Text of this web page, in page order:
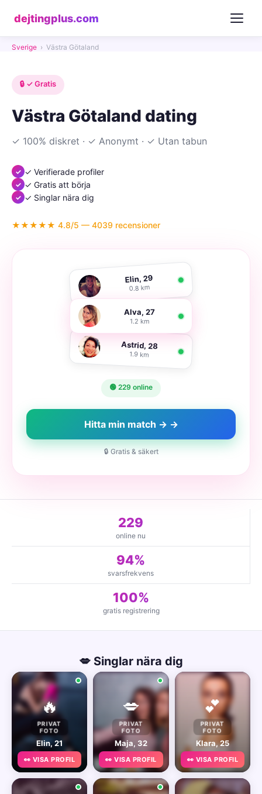
dejtingplus.com
Sverige › Västra Götaland
🔒 ✓ Gratis
Västra Götaland dating
✓ 100% diskret · ✓ Anonymt · ✓ Utan tabun
✓ Verifierade profiler
✓ Gratis att börja
✓ Singlar nära dig
★★★★★ 4.8/5 — 4039 recensioner
Elin, 29
0.8 km
Alva, 27
1.2 km
Astrid, 28
1.9 km
🟢 229 online
Hitta min match → →
🔒 Gratis & säkert
229
online nu
94%
svarsfrekvens
100%
gratis registrering
💋 Singlar nära dig
🔥
PRIVAT
FOTO
Elin, 21
👀 VISA PROFIL
💋
PRIVAT
FOTO
Maja, 32
👀 VISA PROFIL
💕
PRIVAT
FOTO
Klara, 25
👀 VISA PROFIL